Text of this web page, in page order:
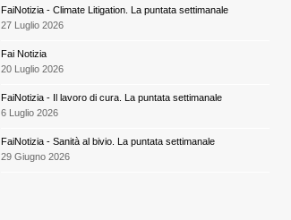
FaiNotizia - Climate Litigation. La puntata settimanale
27 Luglio 2026
Fai Notizia
20 Luglio 2026
FaiNotizia - Il lavoro di cura. La puntata settimanale
6 Luglio 2026
FaiNotizia - Sanità al bivio. La puntata settimanale
29 Giugno 2026